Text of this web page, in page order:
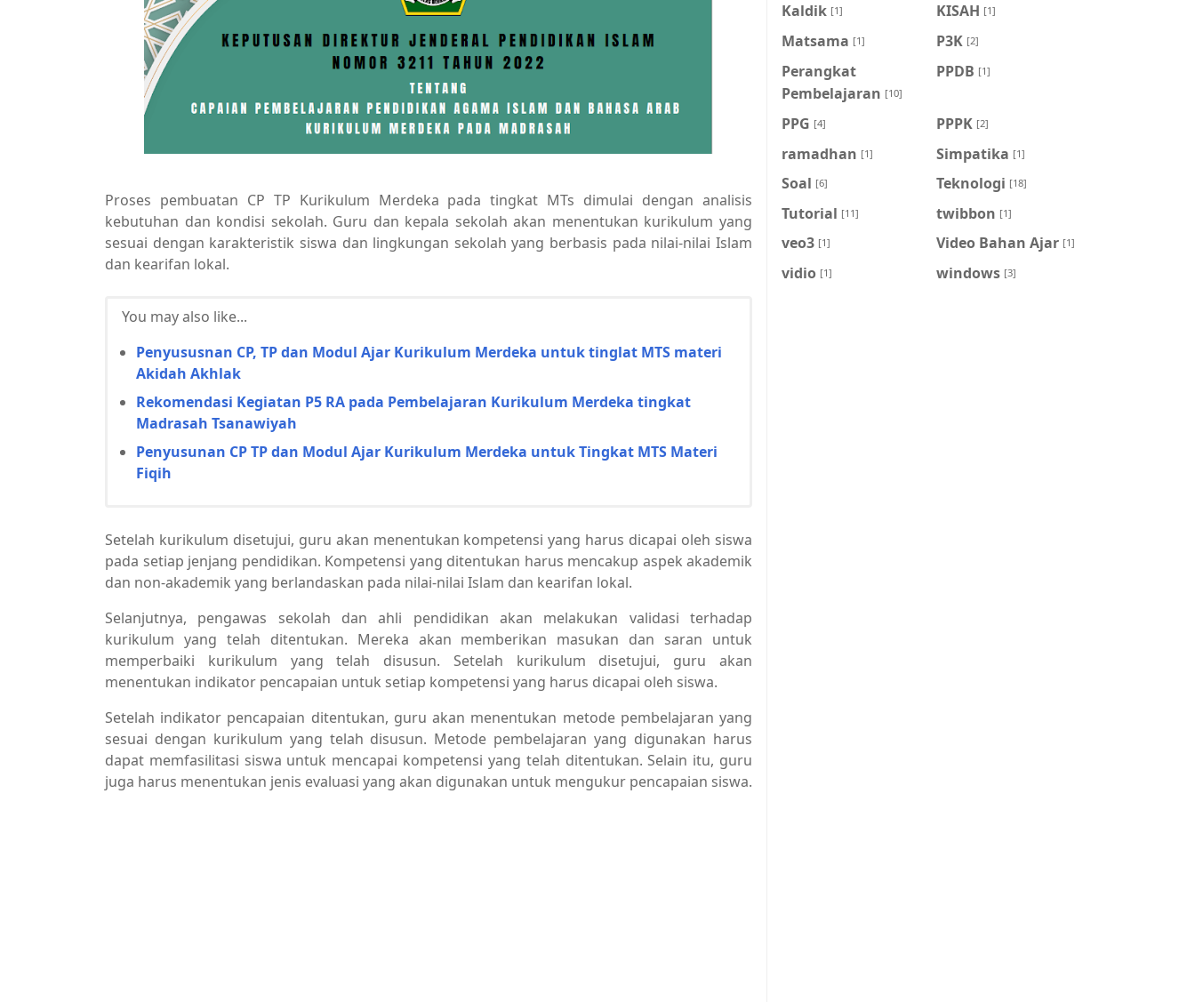
Proses pembuatan CP TP Kurikulum Merdeka pada tingkat MTs dimulai dengan analisis
kebutuhan dan kondisi sekolah. Guru dan kepala sekolah akan menentukan kurikulum yang
sesuai dengan karakteristik siswa dan lingkungan sekolah yang berbasis pada nilai-nilai Islam
dan kearifan lokal.
You may also like...
Penyususnan CP, TP dan Modul Ajar Kurikulum Merdeka untuk tinglat MTS materi
Akidah Akhlak
Rekomendasi Kegiatan P5 RA pada Pembelajaran Kurikulum Merdeka tingkat
Madrasah Tsanawiyah
Penyusunan CP TP dan Modul Ajar Kurikulum Merdeka untuk Tingkat MTS Materi
Fiqih
Setelah kurikulum disetujui, guru akan menentukan kompetensi yang harus dicapai oleh siswa
pada setiap jenjang pendidikan. Kompetensi yang ditentukan harus mencakup aspek akademik
dan non-akademik yang berlandaskan pada nilai-nilai Islam dan kearifan lokal.
Selanjutnya, pengawas sekolah dan ahli pendidikan akan melakukan validasi terhadap
kurikulum yang telah ditentukan. Mereka akan memberikan masukan dan saran untuk
memperbaiki kurikulum yang telah disusun. Setelah kurikulum disetujui, guru akan
menentukan indikator pencapaian untuk setiap kompetensi yang harus dicapai oleh siswa.
Setelah indikator pencapaian ditentukan, guru akan menentukan metode pembelajaran yang
sesuai dengan kurikulum yang telah disusun. Metode pembelajaran yang digunakan harus
dapat memfasilitasi siswa untuk mencapai kompetensi yang telah ditentukan. Selain itu, guru
juga harus menentukan jenis evaluasi yang akan digunakan untuk mengukur pencapaian siswa.
Kaldik [1] KISAH [1]
Matsama [1] P3K [2]
Perangkat
Pembelajaran [10]
PPDB [1]
PPG [4] PPPK [2]
ramadhan [1] Simpatika [1]
Soal [6] Teknologi [18]
Tutorial [11] twibbon [1]
veo3 [1] Video Bahan Ajar [1]
vidio [1] windows [3]